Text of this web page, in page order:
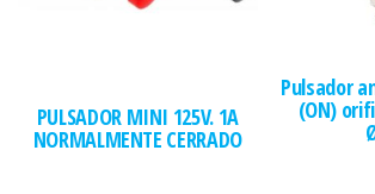
PULSADOR MINI 125V. 1A
NORMALMENTE CERRADO
Pulsador
(ON)